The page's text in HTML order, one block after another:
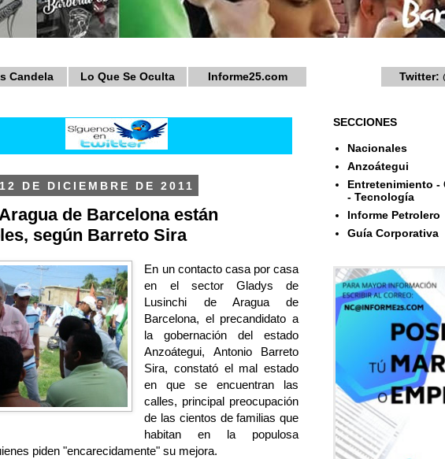
Candela Lo Que Se Oculta Informe25.com Twitter:
DE DICIEMBRE DE 2011
de Barcelona están
según Barreto Sira
En un contacto casa por casa
en el sector Gladys de
Lusinchi de Aragua de
Barcelona, el precandidato a
la gobernación del estado
Anzoátegui, Antonio Barreto
Sira, constató el mal estado
en que se encuentran las
calles, principal preocupación
de las cientos de familias que
habitan en la populosa
piden "encarecidamente" su mejora.
SECCIONES
Nacionales
Anzoátegui
Entretenimiento -
- Tecnología
Informe Petrolero
Guía Corporativa